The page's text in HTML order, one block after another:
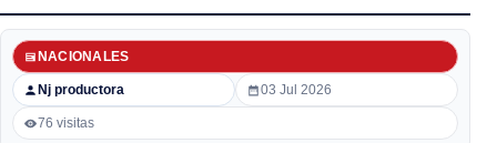
Nj productora
NACIONALES
03 Jul 2026
76 visitas